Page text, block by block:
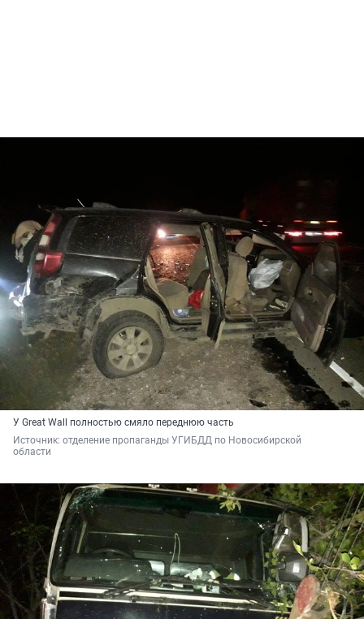
У Great Wall полностью смяло переднюю часть
Источник: отделение пропаганды УГИБДД по Новосибирской
области